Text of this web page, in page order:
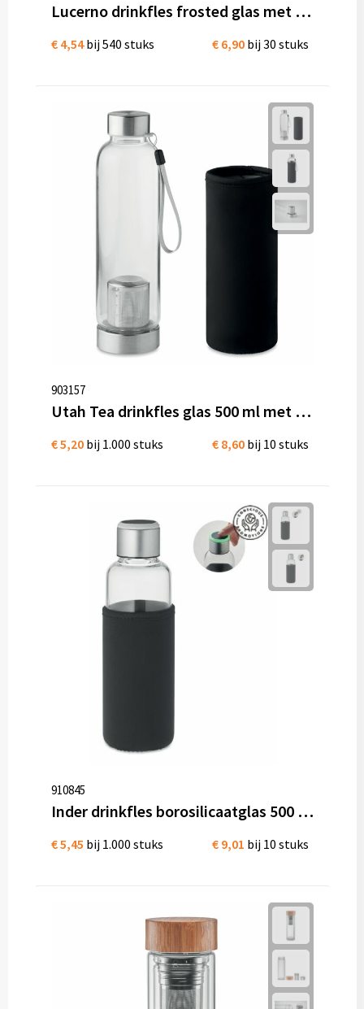
Lucerno drinkfles frosted glas met bamboe dop bedrukken
€ 4,54 bij 540 stuks € 6,90 bij 30 stuks
903157
Utah Tea drinkfles glas 500 ml met theezeef en hoes
€ 5,20 bij 1.000 stuks € 8,60 bij 10 stuks
910845
Inder drinkfles borosilicaatglas 500 ml Hydratatieherinnering-alarm
€ 5,45 bij 1.000 stuks € 9,01 bij 10 stuks